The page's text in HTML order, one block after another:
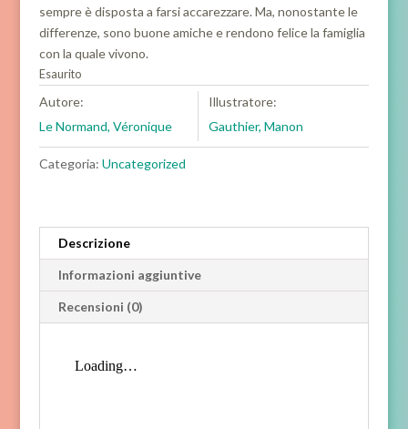
sempre è disposta a farsi accarezzare. Ma, nonostante le
differenze, sono buone amiche e rendono felice la famiglia
con la quale vivono.
Esaurito
Autore:
Le Normand, Véronique
Illustratore:
Gauthier, Manon
Categoria: Uncategorized
Descrizione
Informazioni aggiuntive
Recensioni (0)